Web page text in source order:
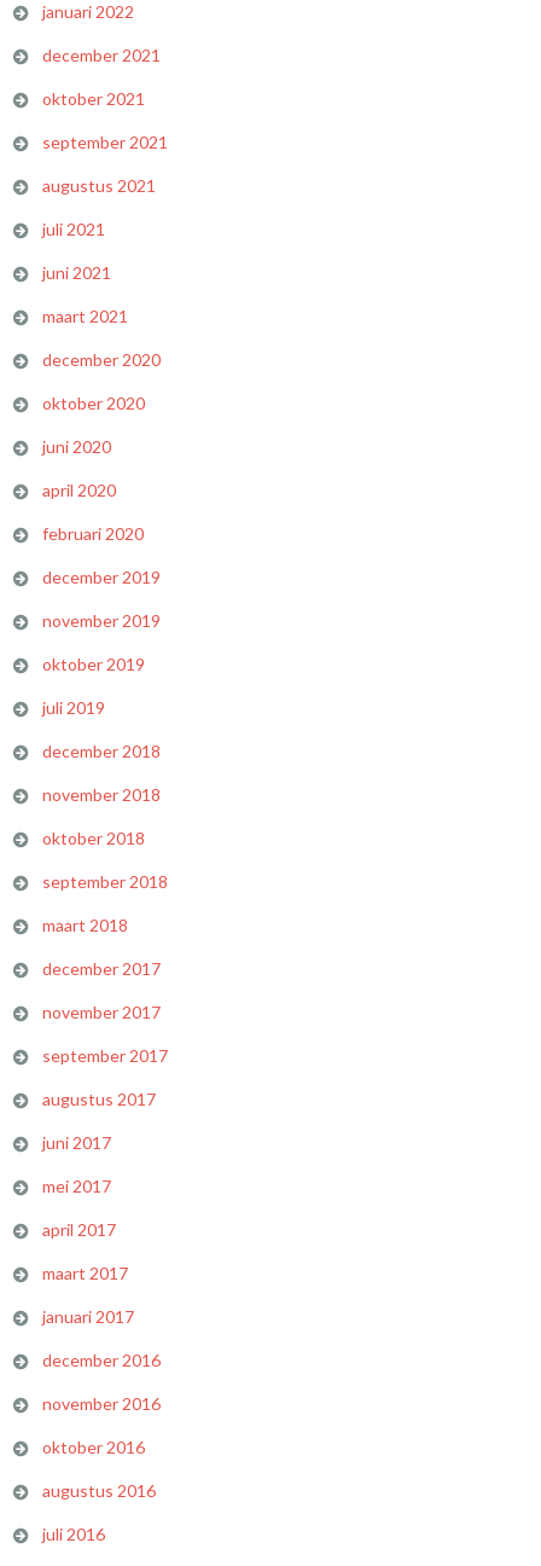
januari 2022
december 2021
oktober 2021
september 2021
augustus 2021
juli 2021
juni 2021
maart 2021
december 2020
oktober 2020
juni 2020
april 2020
februari 2020
december 2019
november 2019
oktober 2019
juli 2019
december 2018
november 2018
oktober 2018
september 2018
maart 2018
december 2017
november 2017
september 2017
augustus 2017
juni 2017
mei 2017
april 2017
maart 2017
januari 2017
december 2016
november 2016
oktober 2016
augustus 2016
juli 2016